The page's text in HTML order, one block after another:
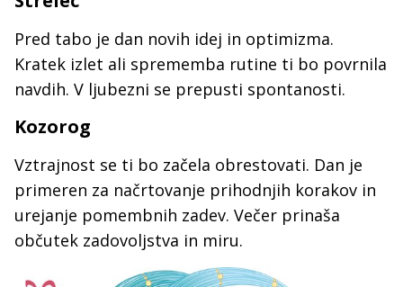
Pred tabo je dan novih idej in optimizma.
Kratek izlet ali sprememba rutine ti bo povrnila
navdih. V ljubezni se prepusti spontanosti.
Kozorog
Vztrajnost se ti bo začela obrestovati. Dan je
primeren za načrtovanje prihodnjih korakov in
urejanje pomembnih zadev. Večer prinaša
občutek zadovoljstva in miru.